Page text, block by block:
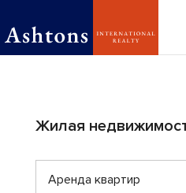
Ashtons
Жилая
Аренда квартир